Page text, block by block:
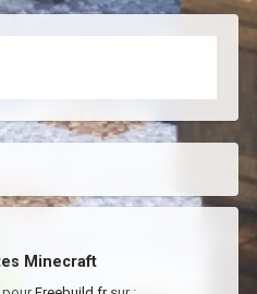
Minecraft